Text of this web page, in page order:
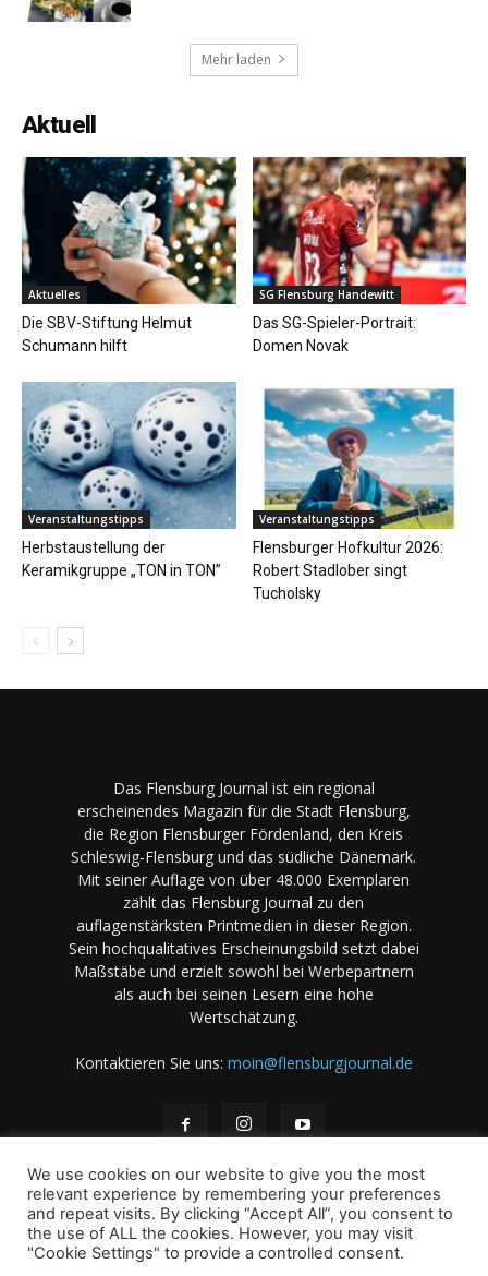
Mehr laden
Aktuell
Aktuelles
Die SBV-Stiftung Helmut
Schumann hilft
SG Flensburg Handewitt
Das SG-Spieler-Portrait:
Domen Novak
Veranstaltungstipps
Herbstaustellung der
Keramikgruppe „TON in TON”
Veranstaltungstipps
Flensburger Hofkultur 2026:
Robert Stadlober singt
Tucholsky
Das Flensburg Journal ist ein regional
erscheinendes Magazin für die Stadt Flensburg,
die Region Flensburger Fördenland, den Kreis
Schleswig-Flensburg und das südliche Dänemark.
Mit seiner Auflage von über 48.000 Exemplaren
zählt das Flensburg Journal zu den
auflagenstärksten Printmedien in dieser Region.
Sein hochqualitatives Erscheinungsbild setzt dabei
Maßstäbe und erzielt sowohl bei Werbepartnern
als auch bei seinen Lesern eine hohe
Wertschätzung.
Kontaktieren Sie uns: moin@flensburgjournal.de
Über uns Stellenangebote Impressum
Datenschutz
Magazin-Archiv
Das Magazin Mediadaten
We use cookies on our website to give you the most
relevant experience by remembering your preferences
and repeat visits. By clicking “Accept All”, you consent to
the use of ALL the cookies. However, you may visit
"Cookie Settings" to provide a controlled consent.